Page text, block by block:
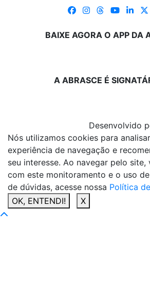
BAIXE AGORA O APP DA
A ABRASCE É
Desenvolvido
Nós utilizamos cookies para
experiência de navegação e
seu interesse. Ao navegar pelo
com este monitoramento e o uso
de dúvidas, acesse nossa Política
OK, ENTENDI!
X